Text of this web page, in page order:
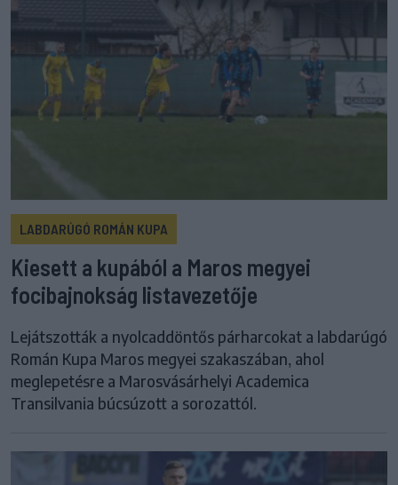
LABDARÚGÓ ROMÁN KUPA
Kiesett a kupából a Maros megyei
focibajnokság listavezetője
Lejátszották a nyolcaddöntős párharcokat a labdarúgó
Román Kupa Maros megyei szakaszában, ahol
meglepetésre a Marosvásárhelyi Academica
Transilvania búcsúzott a sorozattól.